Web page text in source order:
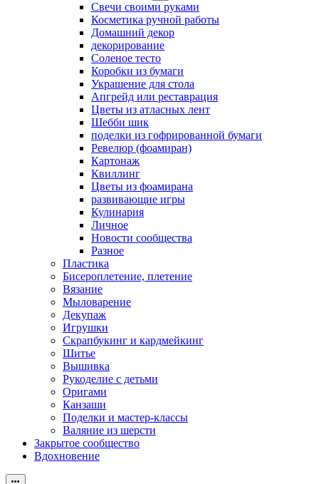
Свечи своими руками
Косметика ручной работы
Домашний декор
декорирование
Соленое тесто
Коробки из бумаги
Украшение для стола
Апгрейд или реставрация
Цветы из атласных лент
Шебби шик
поделки из гофрированной бумаги
Ревелюр (фоамиран)
Картонаж
Квиллинг
Цветы из фоамирана
развивающие игры
Кулинария
Личное
Новости сообщества
Разное
Пластика
Бисероплетение, плетение
Вязание
Мыловарение
Декупаж
Игрушки
Скрапбукинг и кардмейкинг
Шитье
Вышивка
Рукоделие с детьми
Оригами
Канзаши
Поделки и мастер-классы
Валяние из шерсти
Закрытое сообщество
Вдохновение